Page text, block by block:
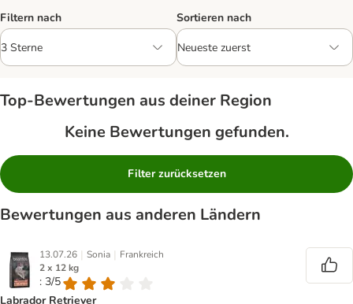
Filtern nach Sortieren nach
Top‑Bewertungen aus deiner Region
Keine Bewertungen gefunden.
Filter zurücksetzen
Bewertungen aus anderen Ländern
13.07.26 | Sonia | Frankreich
2 x 12 kg
: 3/5
Labrador Retriever